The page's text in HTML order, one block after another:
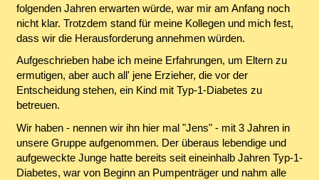
folgenden Jahren erwarten würde, war mir am Anfang noch
nicht klar. Trotzdem stand für meine Kollegen und mich fest,
dass wir die Herausforderung annehmen würden.
Aufgeschrieben habe ich meine Erfahrungen, um Eltern zu
ermutigen, aber auch all' jene Erzieher, die vor der
Entscheidung stehen, ein Kind mit Typ-1-Diabetes zu
betreuen.
Wir haben - nennen wir ihn hier mal "Jens" - mit 3 Jahren in
unsere Gruppe aufgenommen. Der überaus lebendige und
aufgeweckte Junge hatte bereits seit eineinhalb Jahren Typ-1-
Diabetes, war von Beginn an Pumpenträger und nahm alle